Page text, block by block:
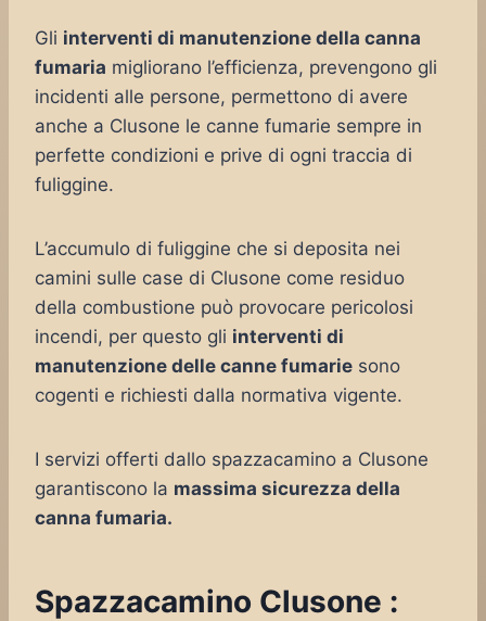
Gli interventi di manutenzione della canna
fumaria migliorano l’efficienza, prevengono gli
incidenti alle persone, permettono di avere
anche a Clusone le canne fumarie sempre in
perfette condizioni e prive di ogni traccia di
fuliggine.
L’accumulo di fuliggine che si deposita nei
camini sulle case di Clusone come residuo
della combustione può provocare pericolosi
incendi, per questo gli interventi di
manutenzione delle canne fumarie sono
cogenti e richiesti dalla normativa vigente.
I servizi offerti dallo spazzacamino a Clusone
garantiscono la massima sicurezza della
canna fumaria.
Spazzacamino Clusone :